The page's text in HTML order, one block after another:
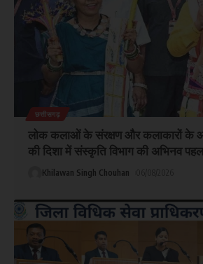
छत्तीसगढ़
लोक कलाओं के संरक्षण और कलाकारों के
की दिशा में संस्कृति विभाग की अभिनव
Khilawan Singh Chouhan